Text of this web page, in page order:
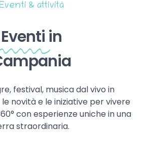
& attività
Eventi in
festival, musica dal vivo in
novità e le iniziative per vivere
con esperienze uniche in una
straordinaria.